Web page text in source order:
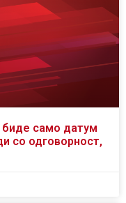
само датум
со одговорност,